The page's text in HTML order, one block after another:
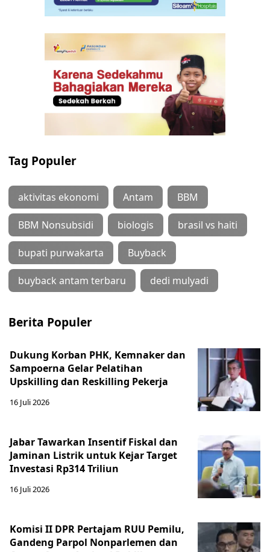
Tag Populer
aktivitas ekonomi Antam BBM
BBM Nonsubsidi biologis brasil vs haiti
bupati purwakarta Buyback
buyback antam terbaru dedi mulyadi
Berita Populer
Dukung Korban PHK, Kemnaker dan
Sampoerna Gelar Pelatihan
Upskilling dan Reskilling Pekerja
16 Juli 2026
Jabar Tawarkan Insentif Fiskal dan
Jaminan Listrik untuk Kejar Target
Investasi Rp314 Triliun
16 Juli 2026
Komisi II DPR Pertajam RUU Pemilu,
Gandeng Parpol Nonparlemen dan